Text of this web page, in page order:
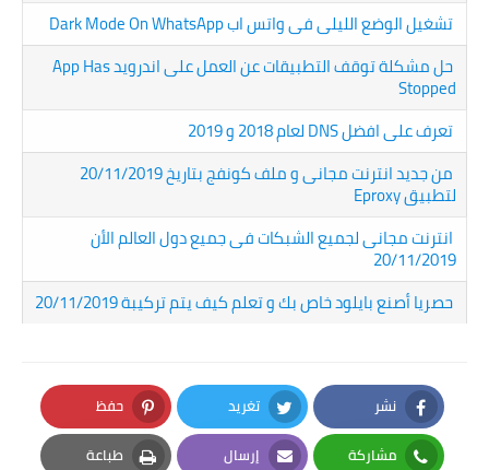
تشغيل الوضع الليلى فى واتس اب Dark Mode On WhatsApp
حل مشكلة توقف التطبيقات عن العمل على اندرويد App Has
Stopped
تعرف على افضل DNS لعام 2018 و 2019
من جديد انترنت مجانى و ملف كونفج بتاريخ 20/11/2019
لتطبيق Eproxy
انترنت مجانى لجميع الشبكات فى جميع دول العالم الأن
20/11/2019
حصريا أصنع بايلود خاص بك و تعلم كيف يتم تركيبة 20/11/2019
نشر
Facebook
تغريد
Twitter
حفظ
Pinterest
مشاركة إرسال طباعة